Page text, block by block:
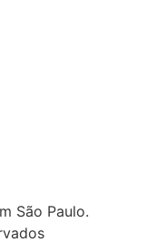
São Paulo.